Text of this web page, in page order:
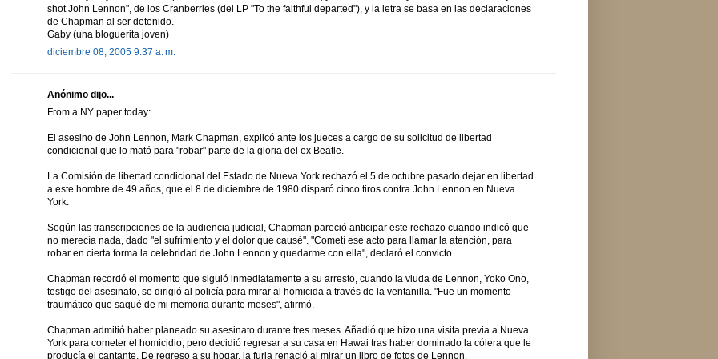
shot John Lennon", de los Cranberries (del LP "To the faithful departed"), y la letra se basa en las declaraciones
de Chapman al ser detenido.
Gaby (una bloguerita joven)
diciembre 08, 2005 9:37 a. m.
Anónimo dijo...
From a NY paper today:
El asesino de John Lennon, Mark Chapman, explicó ante los jueces a cargo de su solicitud de libertad
condicional que lo mató para "robar" parte de la gloria del ex Beatle.
La Comisión de libertad condicional del Estado de Nueva York rechazó el 5 de octubre pasado dejar en libertad
a este hombre de 49 años, que el 8 de diciembre de 1980 disparó cinco tiros contra John Lennon en Nueva
York.
Según las transcripciones de la audiencia judicial, Chapman pareció anticipar este rechazo cuando indicó que
no merecía nada, dado "el sufrimiento y el dolor que causé". "Cometí ese acto para llamar la atención, para
robar en cierta forma la celebridad de John Lennon y quedarme con ella", declaró el convicto.
Chapman recordó el momento que siguió inmediatamente a su arresto, cuando la viuda de Lennon, Yoko Ono,
testigo del asesinato, se dirigió al policía para mirar al homicida a través de la ventanilla. "Fue un momento
traumático que saqué de mi memoria durante meses", afirmó.
Chapman admitió haber planeado su asesinato durante tres meses. Añadió que hizo una visita previa a Nueva
York para cometer el homicidio, pero decidió regresar a su casa en Hawai tras haber dominado la cólera que le
producía el cantante. De regreso a su hogar, la furia renació al mirar un libro de fotos de Lennon.